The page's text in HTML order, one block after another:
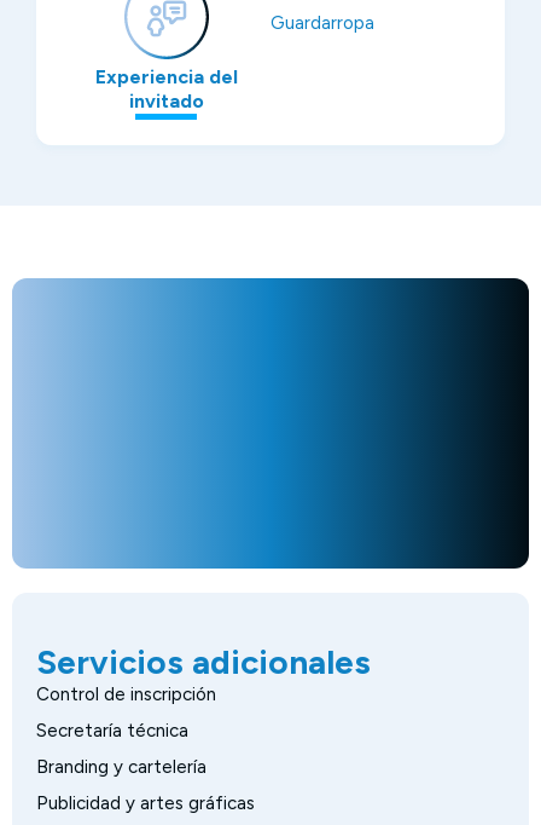
Experiencia del
invitado
Guardarropa
Servicios adicionales
Control de inscripción
Secretaría técnica
Branding y cartelería
Publicidad y artes gráficas